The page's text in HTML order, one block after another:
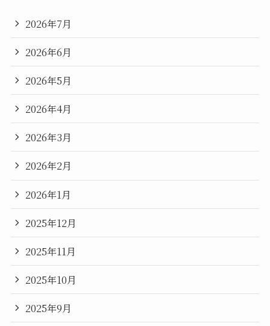
2026年7月
2026年6月
2026年5月
2026年4月
2026年3月
2026年2月
2026年1月
2025年12月
2025年11月
2025年10月
2025年9月